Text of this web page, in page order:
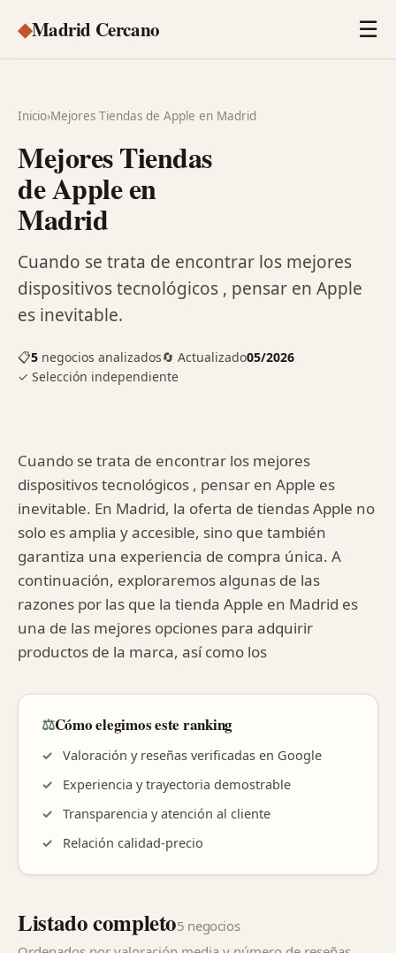
◆Madrid Cercano ☰
Inicio›Mejores Tiendas de Apple en Madrid
Mejores Tiendas
de Apple en
Madrid
Cuando se trata de encontrar los mejores
dispositivos tecnológicos , pensar en Apple
es inevitable.
📋5 negocios analizados🔄 Actualizado05/2026
✓ Selección independiente
Cuando se trata de encontrar los mejores
dispositivos tecnológicos , pensar en Apple es
inevitable. En Madrid, la oferta de tiendas Apple no
solo es amplia y accesible, sino que también
garantiza una experiencia de compra única. A
continuación, exploraremos algunas de las
razones por las que la tienda Apple en Madrid es
una de las mejores opciones para adquirir
productos de la marca, así como los
⚖️Cómo elegimos este ranking
Valoración y reseñas verificadas en Google
Experiencia y trayectoria demostrable
Transparencia y atención al cliente
Relación calidad-precio
Listado completo5 negocios